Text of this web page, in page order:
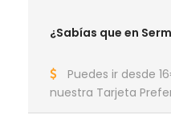
¿Sabías que en
Puedes ir desde
nuestra Tarjeta